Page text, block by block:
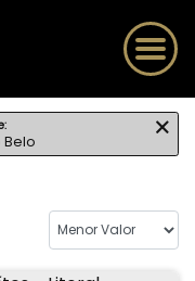
Porto Belo